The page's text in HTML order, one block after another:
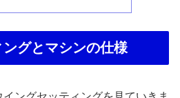
グとマシンの仕様